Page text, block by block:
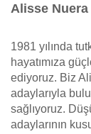
Alisse Nuera
1981 yılında
hayatımıza
ediyoruz. Biz
adaylarıyla
sağlıyoruz.
adaylarının